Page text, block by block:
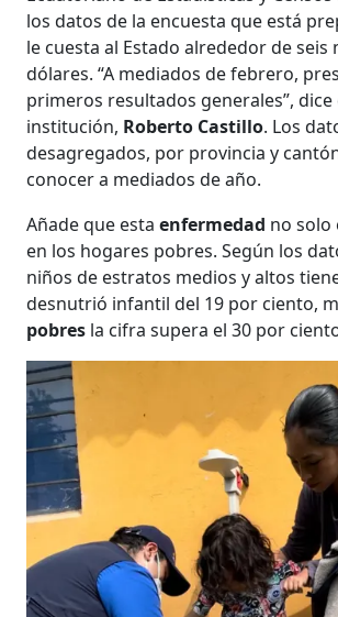
los datos de la encuesta que está
le cuesta al Estado alrededor de seis
dólares. “A mediados de febrero,
primeros resultados generales”,
institución, Roberto Castillo. Los
desagregados, por provincia y
conocer a mediados de año.
Añade que estaenfermedad no solo
en los hogares pobres. Según los
niños de estratos medios y altos
desnutrió infantil del 19 por ciento,
pobres la cifra supera el 30 por